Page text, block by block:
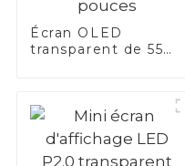
Écran OLED
transparent de 55